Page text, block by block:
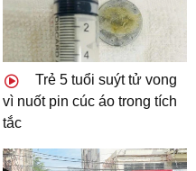
Trẻ 5 tuổi suýt tử vong
vì nuốt pin cúc áo trong tích
tắc